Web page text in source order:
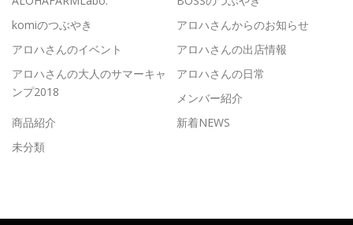
komiのつぶやき
アロハさんからのお知らせ
アロハさんのイベント
アロハさんの出店情報
アロハさんの大人のサマーキャ
ンプ2018
アロハさんの日常
メンバー紹介
商品紹介
新着NEWS
未分類